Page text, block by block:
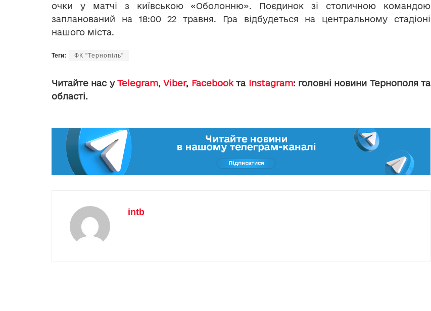
очки у матчі з київською «Оболонню». Поєдинок зі столичною командою
запланований на 18:00 22 травня. Гра відбудеться на центральному стадіоні
нашого міста.
Теги: ФК "Тернопіль"
Читайте нас уTelegram,Viber, Facebookта Instagram: головні новини Тернополя та
області.
intb